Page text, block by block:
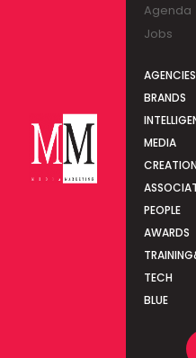
Agenda
Jobs
AGENCIES
BRANDS
MEDIA
PEOPLE
AWARDS
TECH
BLUE